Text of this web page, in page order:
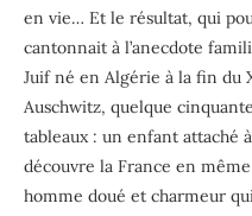
en vie… Et le résultat, qui
cantonnait à l’anecdote
Juif né en Algérie à la fin du
Auschwitz, quelque
tableaux : un enfant attaché
découvre la France en
homme doué et charmeur